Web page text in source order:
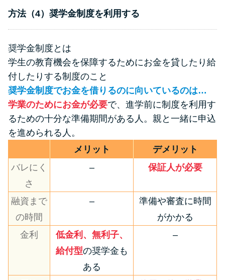
方法（4）奨学金制度を利用する
奨学金制度とは
学生の教育機会を保障するためにお金を貸したり給
付したりする制度のこと
奨学金制度でお金を借りるのに向いているのは…
学業のためにお金が必要で、進学前に制度を利用す
るための十分な準備期間がある人。親と一緒に申込
を進められる人。
メリット
デメリット
バレにく
さ
– 保証人が必要
融資まで
の時間
–
準備や審査に時間
がかかる
金利
低金利、無利子、
給付型の奨学金も
ある
–